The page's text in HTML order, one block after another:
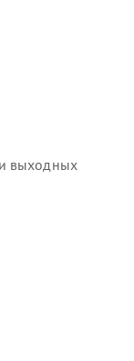
выходных